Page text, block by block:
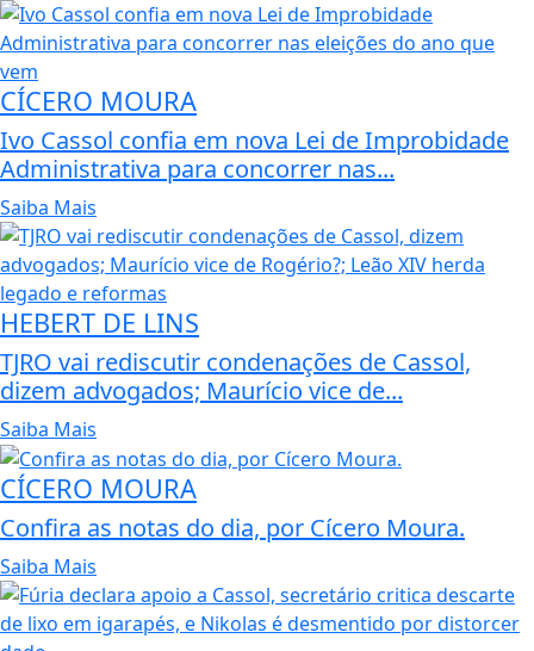
CÍCERO MOURA
Ivo Cassol confia em nova Lei de Improbidade
Administrativa para concorrer nas...
Saiba Mais
HEBERT DE LINS
TJRO vai rediscutir condenações de Cassol,
dizem advogados; Maurício vice de...
Saiba Mais
CÍCERO MOURA
Confira as notas do dia, por Cícero Moura.
Saiba Mais